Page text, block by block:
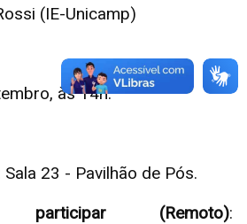
(IE-Unicamp)
às 14h.
Sala 23 - Pavilhão de Pós.
(Remoto):